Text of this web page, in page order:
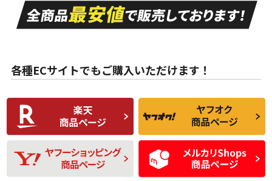
A
目立つ傷もほとんど
ない中古品
A
非常に状態の良い中
古品
な中古品
んどない中古品
C
比較的きれいな中古
品
C
られるが、使用に問
題のない中古品
D
使用感や目立つ傷が
あり、一般的な中古
品
D
残り溝も少なく、偏
磨耗がみられ、短期
間使用できるくらい
の中古品
各種ECサイトでもご購入いただけます！